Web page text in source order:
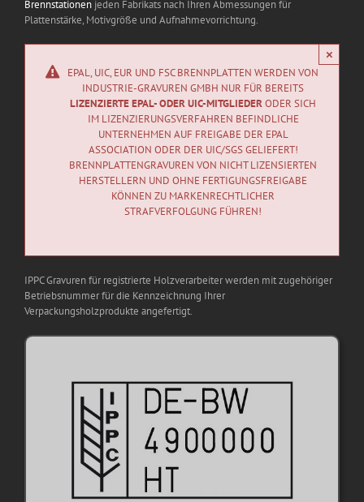
Brennstationen jeden Fabrikats nach Ihren Abmessungen für
Plattenstärke, Motivgröße und Aufnahmevorrichtung.
EPAL, UIC, EUR UND FSC BRENNPLATTEN WERDEN VON
INDUSTRIE-GRAVUREN GMBH NUR FÜR BEREITS
LIZENZIERTE EPAL- ODER UIC-MITGLIEDERODER SICH
IM LIZENZIERUNGSVERFAHREN BEFINDLICHE
UNTERNEHMEN AUF FREIGABE DER EPAL
ASSOCIATION ODER DER UIC/SGS GELIEFERT!
BRENNPLATTENGRAVUREN VON NICHT LIZENSIERTEN
HERSTELLERN UND OHNE FERTIGUNGSFREIGABE
KÖNNEN ZU MARKENRECHTLICHER
STRAFVERFOLGUNG FÜHREN!
×
IPPC Gravuren für registrierte Holzverarbeiter werden mit zugehöriger
Betriebsnummer für die Kennzeichnung Ihrer
Verpackungsholzprodukte angefertigt.